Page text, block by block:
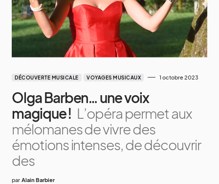
DÉCOUVERTE MUSICALE VOYAGES MUSICAUX 1 octobre 2023
Olga Barben… une voix
magique ! L’opéra permet aux
mélomanes de vivre des
émotions intenses, de découvrir
des
par Alain Barbier